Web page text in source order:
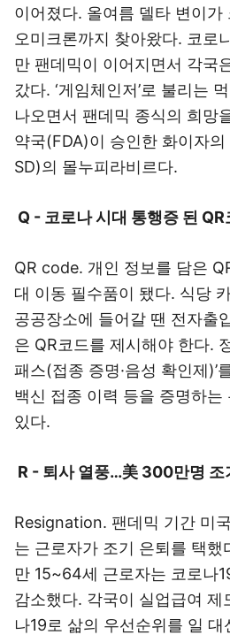
이어졌다. 올여름 델타 변이가
오미크론까지 찾아왔다. 코로
만 팬데믹이 이어지면서 각국
갔다. ‘게임체인저’로 불리는
나오면서 팬데믹 종식의 희망
약국(FDA)이 승인한 화이자
SD)의 몰누피라비르다.
Q - 코로나 시대 통행증 된 QR
QR code. 개인 정보를 담은
대 이동 필수품이 됐다. 식당
공공장소에 들어갈 땐 전자출
은 QR코드를 제시해야 한다.
패스(접종 증명·음성 확인제)’
백신 접종 이력 등을 증명하는
있다.
R - 퇴사 열풍…美 300만명 조
Resignation. 팬데믹 기간 미
는 근로자가 조기 은퇴를 택했
만 15~64세 근로자는 코로나
감소했다. 각국이 실업급여 제
나19로 삶의 우선순위를 일